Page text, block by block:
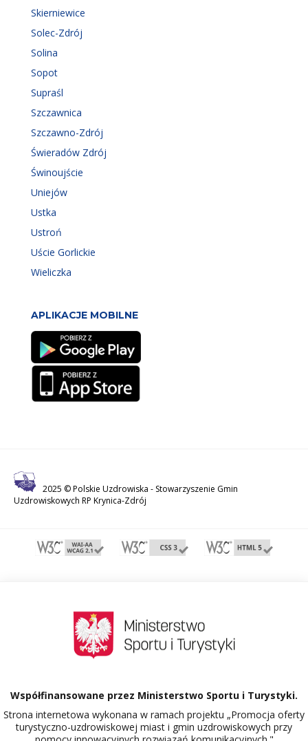
Skierniewice
Solec-Zdrój
Solina
Sopot
Supraśl
Szczawnica
Szczawno-Zdrój
Świeradów Zdrój
Świnoujście
Uniejów
Ustka
Ustroń
Uście Gorlickie
Wieliczka
APLIKACJE MOBILNE
2025 © Polskie Uzdrowiska - Stowarzyszenie Gmin
Uzdrowiskowych RP Krynica-Zdrój
Współfinansowane przez Ministerstwo Sportu i Turystyki.
Strona internetowa wykonana w ramach projektu „Promocja oferty
turystyczno-uzdrowiskowej miast i gmin uzdrowiskowych przy